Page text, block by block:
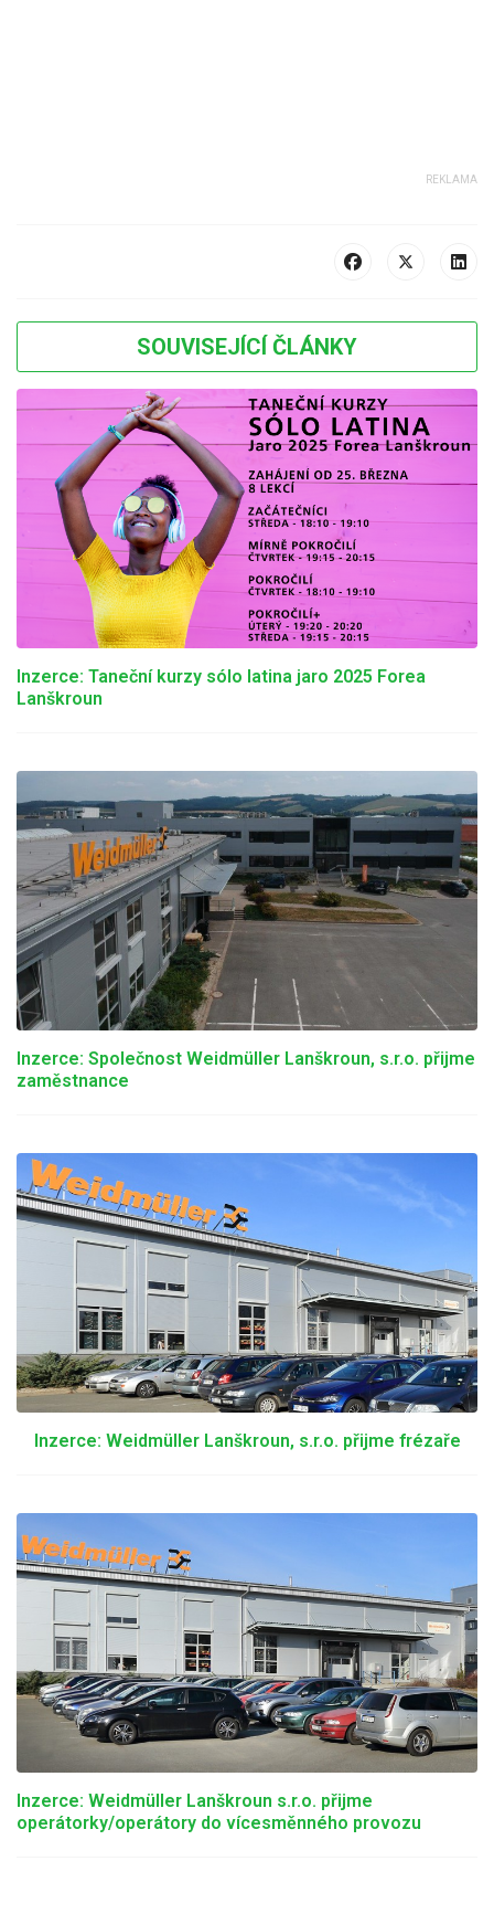
SOUVISEJÍCÍ ČLÁNKY
Inzerce: Taneční kurzy sólo latina jaro 2025 Forea
Lanškroun
Inzerce: Společnost Weidmüller Lanškroun, s.r.o. přijme
zaměstnance
Inzerce: Weidmüller Lanškroun, s.r.o. přijme frézaře
Inzerce: Weidmüller Lanškroun s.r.o. přijme
operátorky/operátory do vícesměnného provozu